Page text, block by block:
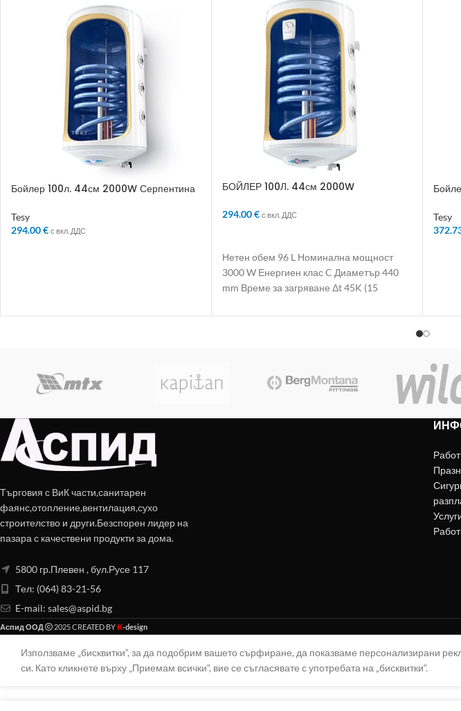
Бойлер 100л. 44см 2000W Серпентина
Tesy
294.00€ с вкл. ДДС
БОЙЛЕР 100Л. 44см 2000W
294.00€ с вкл. ДДС
Нетен обем 96 L Номинална мощност
3000 W Енергиен клас C Диаметър 440
mm Време за загряване Δt 45K (15
Tesy
Търговия с ВиК части,санитарен
фаянс,отопление,вентилация,сухо
строителство и други.Безспорен лидер на
пазара с качествени продукти за дома.
5800 гр.Плевен , бул.Русе 117
Тел: (064) 83-21-56
E-mail: sales@aspid.bg
Аспид ООД 2025 CREATED BY K-design
Използваме „бисквитки“, за да подобрим вашето сърфиране, да показваме персонализирани
си. Като кликнете върху „Приемам всички“, вие се съгласявате с употребата на „бисквитки“.